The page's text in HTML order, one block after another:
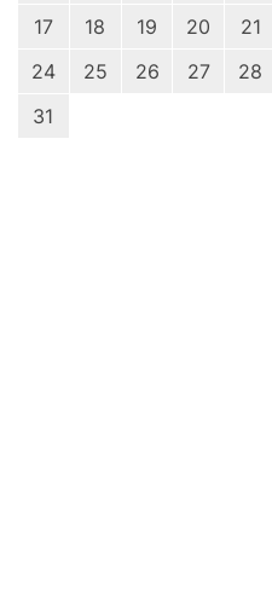
17
18 19 20 21
24
25 26 27 28
31